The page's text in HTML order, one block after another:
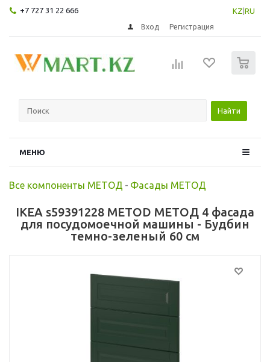
+7 727 31 22 666 KZ RU
Вход Регистрация
Найти
МЕНЮ
Все компоненты МЕТОД - Фасады МЕТОД
IKEA s59391228 METOD МЕТОД 4 фасада
для посудомоечной машины - Будбин
темно-зеленый 60 см